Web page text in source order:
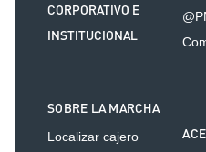
CORPORATIVO E
INSTITUCIONAL
SOBRE LA MARCHA
Localizar cajero